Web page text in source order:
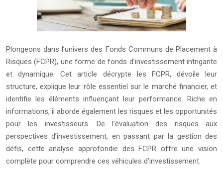
Plongeons dans l’univers des Fonds Communs de Placement à
Risques (FCPR), une forme de fonds d’investissement intrigante
et dynamique. Cet article décrypte les FCPR, dévoile leur
structure, explique leur rôle essentiel sur le marché financier, et
identifie les éléments influençant leur performance. Riche en
informations, il aborde également les risques et les opportunités
pour les investisseurs. De l’évaluation des risques aux
perspectives d’investissement, en passant par la gestion des
défis, cette analyse approfondie des FCPR offre une vision
complète pour comprendre ces véhicules d’investissement.